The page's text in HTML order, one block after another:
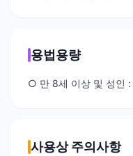
용법용량
○ 만 8세 이상 및 성인 :
사용상 주의사항